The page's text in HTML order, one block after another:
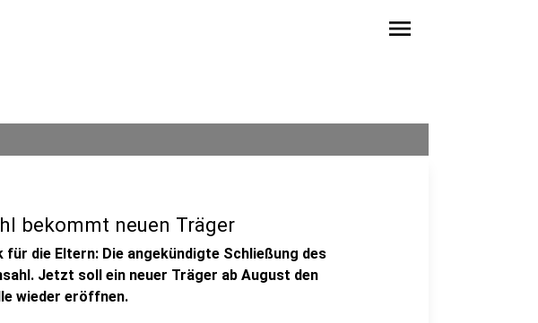
menu
bekommt neuen Träger
für die Eltern: Die angekündigte Schließung des
Jetzt soll ein neuer Träger ab August den
wieder eröffnen.